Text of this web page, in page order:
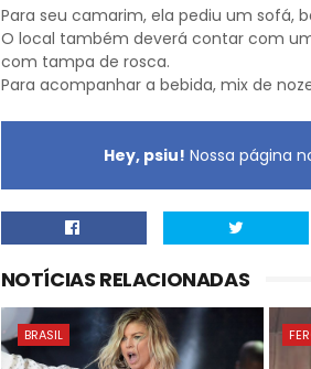
Para seu camarim, ela pediu um sofá,
O local também deverá contar com
com tampa de rosca.
Para acompanhar a bebida, mix de
Hey, psiu! Nossa página
NOTÍCIAS RELACIONADAS
BRASIL